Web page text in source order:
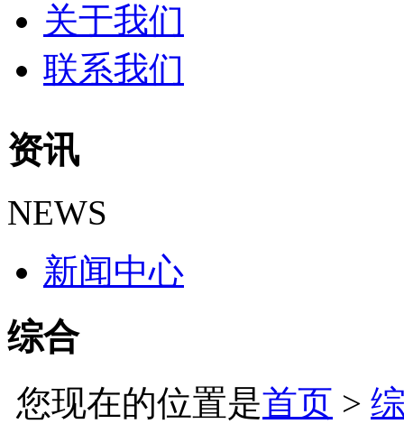
关于我们
联系我们
资讯
NEWS
新闻中心
综合
您现在的位置是首页 >